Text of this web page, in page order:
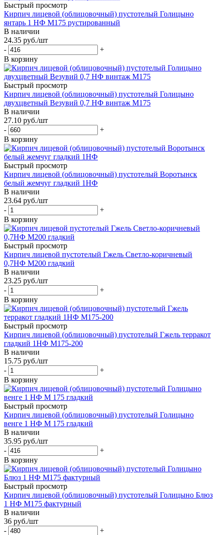
Быстрый просмотр
Кирпич лицевой (облицовочный) пустотелый Голицыно
янтарь 1 НФ М175 рустированный
В наличии
24.35 руб./шт
-
+
В корзину
Быстрый просмотр
Кирпич лицевой (облицовочный) пустотелый Голицыно
двухцветный Везувий 0,7 НФ винтаж М175
В наличии
27.10 руб./шт
-
+
В корзину
Быстрый просмотр
Кирпич лицевой (облицовочный) пустотелый Воротынск
белый жемчуг гладкий 1НФ
В наличии
23.64 руб./шт
-
+
В корзину
Быстрый просмотр
Кирпич лицевой пустотелый Гжель Светло-коричневый
0,7НФ М200 гладкий
В наличии
23.25 руб./шт
-
+
В корзину
Быстрый просмотр
Кирпич лицевой (облицовочный) пустотелый Гжель терракот
гладкий 1НФ М175-200
В наличии
15.75 руб./шт
-
+
В корзину
Быстрый просмотр
Кирпич лицевой (облицовочный) пустотелый Голицыно
венге 1 НФ М 175 гладкий
В наличии
35.95 руб./шт
-
+
В корзину
Быстрый просмотр
Кирпич лицевой (облицовочный) пустотелый Голицыно Блюз
1 НФ М175 фактурный
В наличии
36 руб./шт
-
+